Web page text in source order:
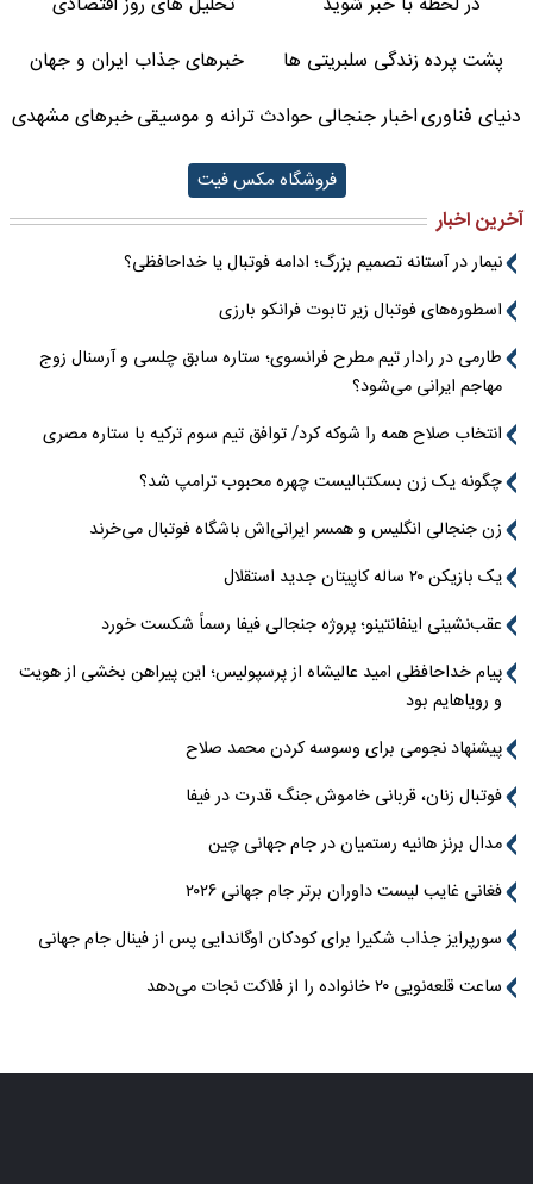
پشت پرده زندگی سلبریتی ها
خبرهای جذاب ایران و جهان
دنیای فناوریاخبار جنجالی حوادثترانه و موسیقیخبرهای مشهدی
فروشگاه مکس فیت
آخرین اخبار
نیمار در آستانه تصمیم بزرگ؛ ادامه فوتبال یا خداحافظی؟
اسطوره‌های فوتبال زیر تابوت فرانکو بارزی
طارمی در رادار تیم مطرح فرانسوی؛ ستاره سابق چلسی و آرسنال زوج
مهاجم ایرانی می‌شود؟
انتخاب صلاح همه را شوکه کرد/ توافق تیم سوم ترکیه با ستاره مصری
چگونه یک زن بسکتبالیست چهره محبوب ترامپ شد؟
زن جنجالی انگلیس و همسر ایرانی‌اش باشگاه فوتبال می‌خرند
یک بازیکن ۲۰ ساله کاپیتان جدید استقلال
عقب‌نشینی اینفانتینو؛ پروژه جنجالی فیفا رسماً شکست خورد
پیام خداحافظی امید عالیشاه از پرسپولیس؛ این پیراهن بخشی از هویت
و رویاهایم بود
پیشنهاد نجومی برای وسوسه کردن محمد صلاح
فوتبال زنان، قربانی خاموش جنگ قدرت در فیفا
مدال برنز هانیه رستمیان در جام جهانی چین
فغانی غایب لیست داوران برتر جام جهانی ۲۰۲۶
سورپرایز جذاب شکیرا برای کودکان اوگاندایی پس از فینال جام جهانی
ساعت قلعه‌نویی ۲۰ خانواده را از فلاکت نجات می‌دهد